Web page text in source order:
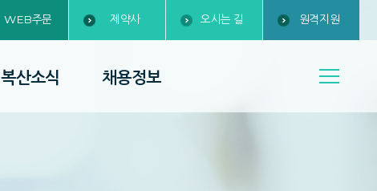
복산소식 채용정보
WEB주문 제약사 오시는 길 원격지원